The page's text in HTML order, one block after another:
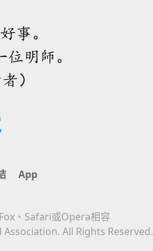
事。
明師。
）
App
、Safari或Opera相容
All Rights Reserved.